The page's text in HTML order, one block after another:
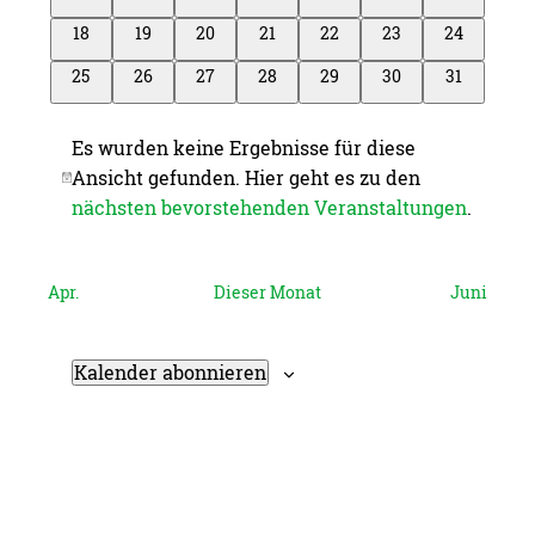
Veranstaltungen
Veranstaltungen
Veranstaltungen
Veranstaltungen
Veranstaltungen
Veranstaltungen
0
Veranstaltungen
18
0
Veranstaltungen
19
0
Veranstaltungen
20
0
Veranstaltungen
21
0
Veranstaltungen
22
0
Veranstaltungen
23
0
24
0
Veranstaltungen
25
0
Veranstaltungen
26
0
Veranstaltungen
27
0
Veranstaltungen
28
0
Veranstaltungen
29
0
Veranstaltungen
30
0
31
Hinweis
Es wurden keine Ergebnisse für diese
Ansicht gefunden. Hier geht es zu den
nächsten bevorstehenden Veranstaltungen.
Apr. Dieser Monat Juni
Kalender abonnieren